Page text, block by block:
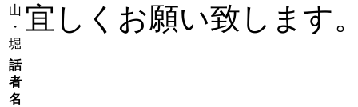
山
・
堀
宜しくお願い致します
話
者
名